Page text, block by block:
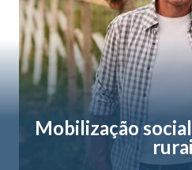
Mobilização